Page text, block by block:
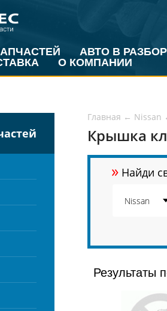
АВТО В РАЗБОР
О КОМПАНИИ
Главная ← Nissan
Крышка
» Найди
Результаты